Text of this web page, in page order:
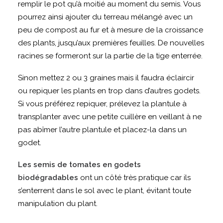
remplir le pot qu’à moitié au moment du semis. Vous
pourrez ainsi ajouter du terreau mélangé avec un
peu de compost au fur et à mesure de la croissance
des plants, jusqu’aux premières feuilles. De nouvelles
racines se formeront sur la partie de la tige enterrée.
Sinon mettez 2 ou 3 graines mais il faudra éclaircir
ou repiquer les plants en trop dans d’autres godets.
Si vous préférez repiquer, prélevez la plantule à
transplanter avec une petite cuillère en veillant à ne
pas abîmer l’autre plantule et placez-la dans un
godet.
Les semis de tomates en godets
biodégradables ont un côté très pratique car ils
s’enterrent dans le sol avec le plant, évitant toute
manipulation du plant.